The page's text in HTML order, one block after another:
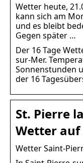
Wetter heute,
kann sich am
und es bleibt
Gegen später …
Der 16 Tage
sur-Mer.
Sonnenstunden
der 16
St. Pierre
Wetter auf
Wetter Saint-